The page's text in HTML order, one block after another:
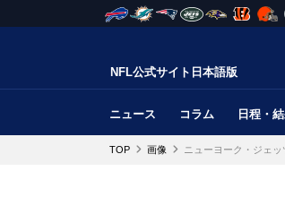
NFL公式サイト日本語版
ニュース コラム 日程・
TOP 画像 ニューヨーク・ジェッ